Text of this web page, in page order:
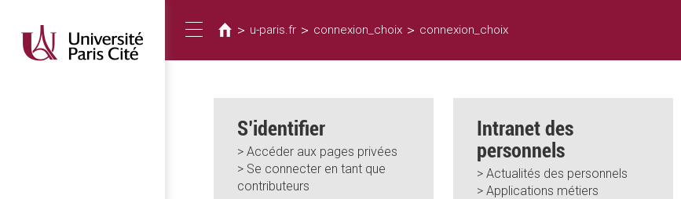
contenu
principal
Toggle
navigation
êtes
ici
> u-paris.fr > connexion_choix > connexion_choix
S’identifier
> Accéder aux pages privées
> Se connecter en tant que
contributeurs
Intranet des
personnels
> Actualités des personnels
> Applications métiers